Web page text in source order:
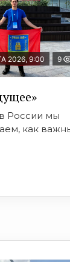
2026, 9:00 9
России мы
как